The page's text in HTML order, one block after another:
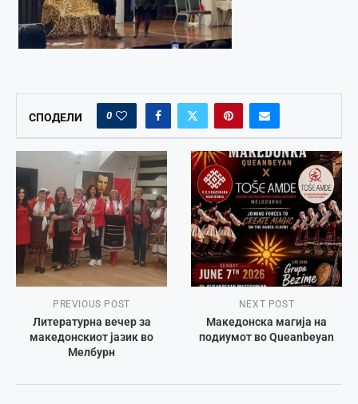
СПОДЕЛИ 0
PREVIOUS POST
Литературна вечер за
македонскиот јазик во
Мелбурн
NEXT POST
Македонска магија на
подиумот во Queanbeyan